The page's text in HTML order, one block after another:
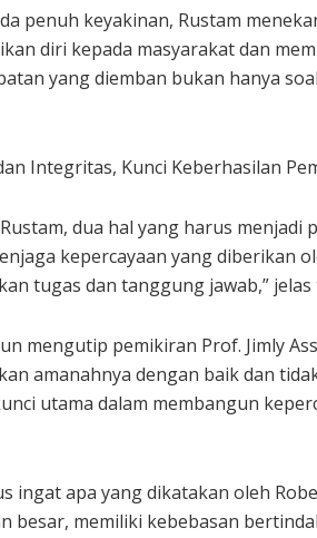
penuh keyakinan, Rustam
diri kepada masyarakat dan
yang diemban bukan hanya
Integritas, Kunci Keberhasilan
dua hal yang harus menjadi
kepercayaan yang diberikan
tugas dan tanggung jawab,”
mengutip pemikiran Prof. Jimly
amanahnya dengan baik dan
utama dalam membangun
ingat apa yang dikatakan oleh
besar, memiliki kebebasan